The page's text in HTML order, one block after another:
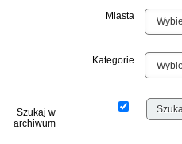
Miasta
Kategorie
Szukaj w
archiwum